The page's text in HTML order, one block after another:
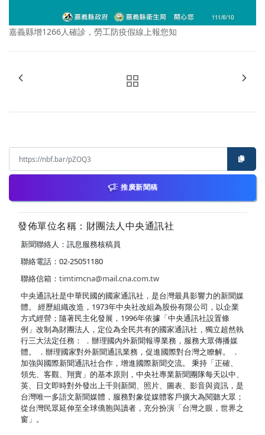
嘉義縣增1266人確診，勞工防疫假線上報您知
推廣新聞稿
發佈單位名稱：財團法人中央通訊社
新聞聯絡人：訊息服務核稿員
聯絡電話：02-25051180
聯絡信箱： timtimcna@mail.cna.com.tw
中央通訊社是中華民國的國家通訊社，是台灣最具影響力的新聞媒
體。 經歷組織改造，1973年中央社改組為股份有限公司，以企業
方式經營；隨著民主化發展，1996年依據「中央通訊社設置條
例」改制為財團法人，定位為全民共有的國家通訊社，獨立超然執
行三大法定任務： ．辦理國內外新聞報導業務，服務大眾傳播媒
體。 ．辦理國家對外新聞通訊業務，促進國際對台灣之瞭解。 ．
加強與國際新聞通訊社合作，增進國際新聞交流。 秉持「正確、
領先、客觀、翔實」的基本原則，中央社專業新聞團隊每天以中、
英、日文即時對外發出上千則新聞、照片、圖表、影音與資訊，是
台灣唯一多語文新聞媒體，服務對象從媒體客戶擴大為閱聽大眾；
從台灣民眾延伸至全球僑胞與讀者，充分扮演「台灣之眼，世界之
窗」。